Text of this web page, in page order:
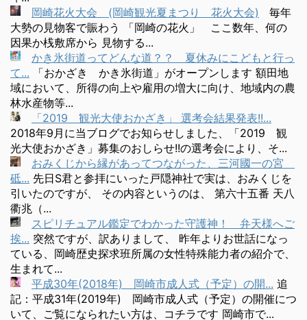
岡崎花火大会 (岡崎観光夏まつり 花火大会)
毎年
大勢の見物客で賑わう 「岡崎の花火」 ここ数年、何の
因果か桟敷席から 見物する...
かき氷街道ってどんな道？？ 夏休みにこどもと行っ
て...
「おかざき かき氷街道」がオープンします 額田地
域において、所得の向上や雇用の増大に向け、地域内の農
林水産物等...
「2019 観光大使おかざき」 選考会結果発表!!...
2018年9月に当ブログでお知らせしました、「2019 観
光大使おかざき」募集のおしらせ!!の選考会により、そ...
おみくじから縁があってつながった、三河國一の宮
砥... 先日S君と参拝にいった戸隠神社で実は、おみくじを
引いたのですが、 その内容というのは、 第六十五番 天八
衢兆（...
スピリチュアル鑑定でわかった守護神！ 弁天様へご
挨... 突然ですが、訳ありまして、 昨年よりお世話になっ
ている、岡崎歴史探求班所属の女性特殊能力者の紹介で、
生まれて...
平成30年(2018年) 岡崎市成人式（予定）の開... 追
記：平成31年(2019年) 岡崎市成人式（予定）の開催につ
いて、ご覧になられたい方は、コチラです 岡崎市で...